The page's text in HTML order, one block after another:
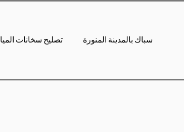
سباك بالمدينة المنورة تصليح سخانات